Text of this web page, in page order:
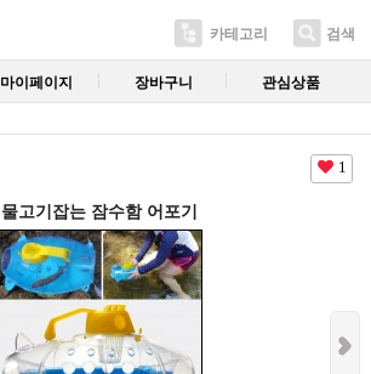
카테고리 검색
마이페이지 장바구니 관심상품
1
물고기잡는 잠수함 어포기